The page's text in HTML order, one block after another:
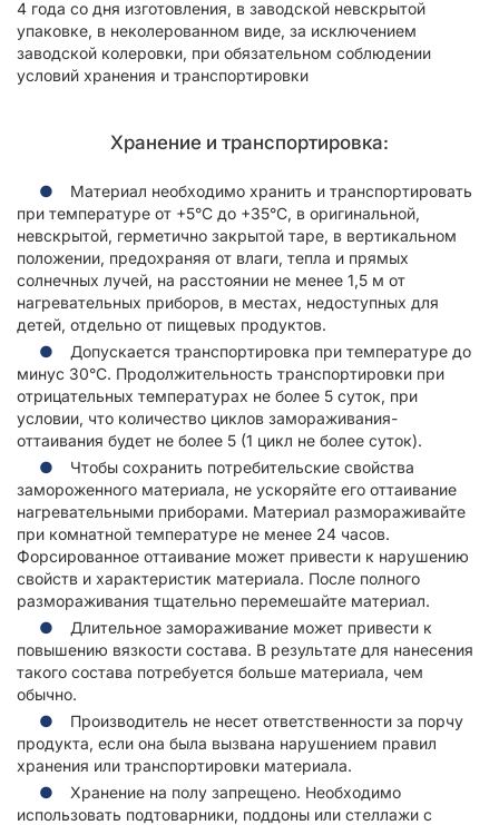
4 года со дня изготовления, в заводской невскрытой
упаковке, в неколерованном виде, за исключением
заводской колеровки, при обязательном соблюдении
условий хранения и транспортировки
Хранение и транспортировка:
Материал необходимо хранить и транспортировать
при температуре от +5°С до +35°С, в оригинальной,
невскрытой, герметично закрытой таре, в вертикальном
положении, предохраняя от влаги, тепла и прямых
солнечных лучей, на расстоянии не менее 1,5 м от
нагревательных приборов, в местах, недоступных для
детей, отдельно от пищевых продуктов.
Допускается транспортировка при температуре до
минус 30°С. Продолжительность транспортировки при
отрицательных температурах не более 5 суток, при
условии, что количество циклов замораживания-
оттаивания будет не более 5 (1 цикл не более суток).
Чтобы сохранить потребительские свойства
замороженного материала, не ускоряйте его оттаивание
нагревательными приборами. Материал размораживайте
при комнатной температуре не менее 24 часов.
Форсированное оттаивание может привести к нарушению
свойств и характеристик материала. После полного
размораживания тщательно перемешайте материал.
Длительное замораживание может привести к
повышению вязкости состава. В результате для нанесения
такого состава потребуется больше материала, чем
обычно.
Производитель не несет ответственности за порчу
продукта, если она была вызвана нарушением правил
хранения или транспортировки материала.
Хранение на полу запрещено. Необходимо
использовать подтоварники, поддоны или стеллажи с